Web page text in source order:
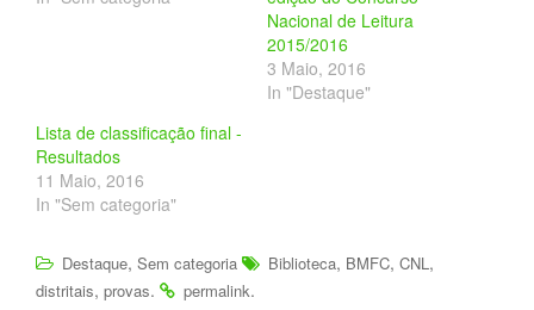
(
O
p
e
n
s
i
w
w
i
n
k
(
e
n
s
n
e
w
w
Nacional de Leitura
2015/2016
3 Maio, 2016
In "Destaque"
Lista de classificação final -
Resultados
11 Maio, 2016
In "Sem categoria"
Destaque, Sem categoria Biblioteca, BMFC, CNL ,
distritais, provas. permalink.